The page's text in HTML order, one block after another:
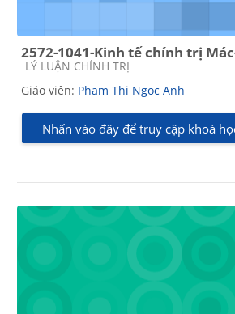
2572-1041-Kinh tế chính trị
Các loại khóa học
LÝ LUẬN CHÍNH TRỊ
Giáo viên: Pham Thi Ngoc Anh
Nhấn vào đây để truy cập khoá